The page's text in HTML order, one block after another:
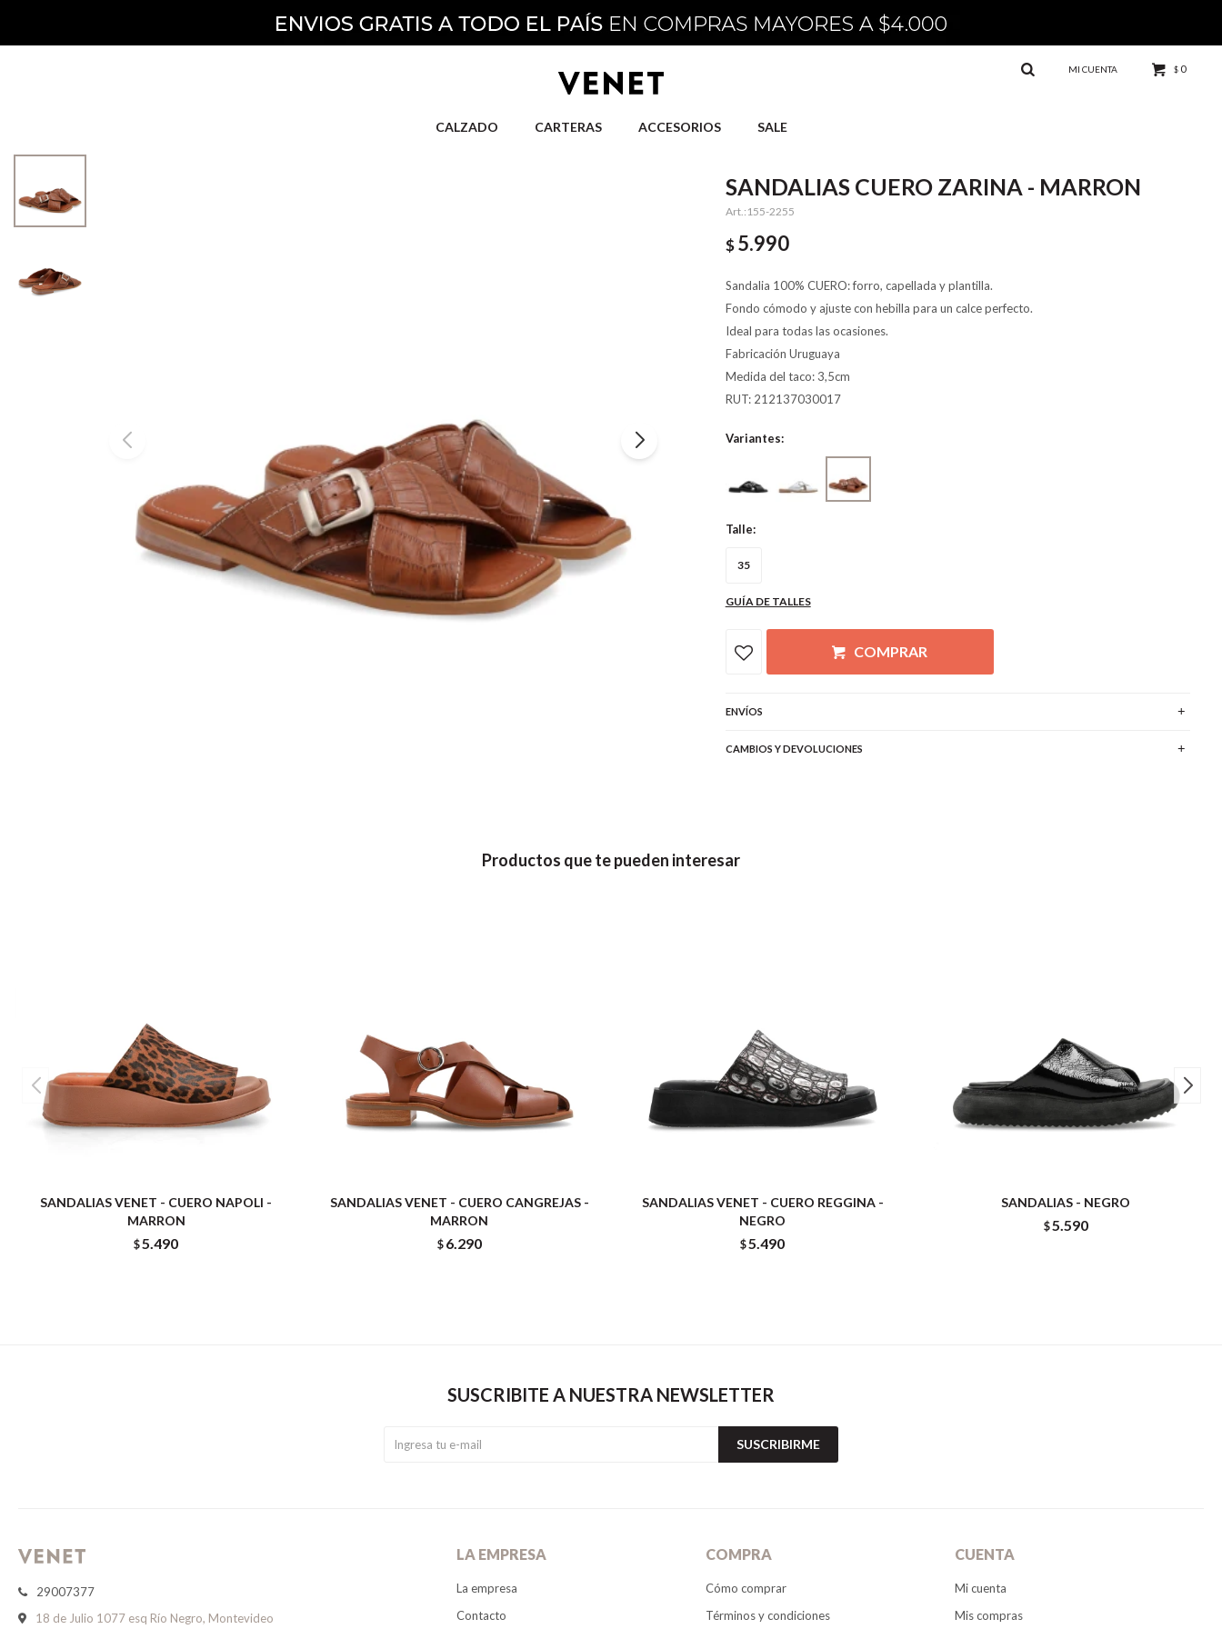
CALZADO CARTERAS ACCESORIOS SALE
$ 0
SANDALIAS CUERO ZARINA - MARRON
155-2255
$ 5.990
Sandalia 100% CUERO: forro, capellada y plantilla.
Fondo cómodo y ajuste con hebilla para un calce perfecto.
Ideal para todas las ocasiones.
Fabricación Uruguaya
Medida del taco: 3,5cm
RUT: 212137030017
Variantes:
Talle:
35
GUÍA DE TALLES
COMPRAR
ENVÍOS
CAMBIOS Y DEVOLUCIONES
Productos que te pueden interesar
SANDALIAS VENET - CUERO NAPOLI -
MARRON
$5.490
SANDALIAS VENET - CUERO CANGREJAS -
MARRON
$ 6.290
SANDALIAS VENET - CUERO REGGINA -
NEGRO
$5.490
SANDALIAS - NEGRO
$ 5.590
29007377
18 de Julio 1077 esq Río Negro, Montevideo
LA EMPRESA
La empresa
Contacto
COMPRA
Cómo comprar
Términos y condiciones
CUENTA
Mi cuenta
Mis compras
SUSCRIBITE A NUESTRA NEWSLETTER
SUSCRIBIRME